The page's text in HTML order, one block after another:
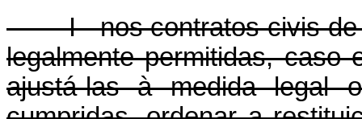
I - nos contratos civis de
legalmente permitidas, caso
ajustá-las à medida legal